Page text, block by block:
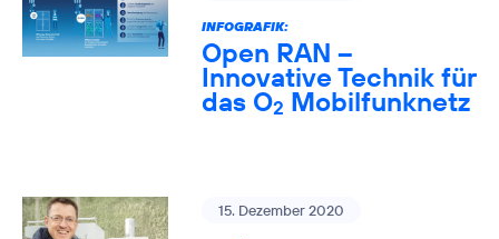
INFOGRAFIK:
Open RAN –
Innovative Technik für
das O2 Mobilfunknetz
15. Dezember 2020